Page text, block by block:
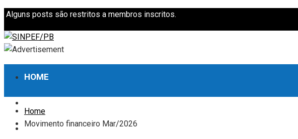
Alguns posts são restritos a membros inscritos.
HOME
AÇÕES
Home
Movimento financeiro Mar/2026